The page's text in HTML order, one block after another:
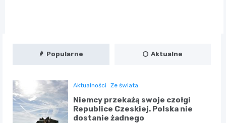
Popularne Aktualne
Aktualności Ze świata
Niemcy przekażą swoje czołgi
Republice Czeskiej. Polska nie
dostanie żadnego